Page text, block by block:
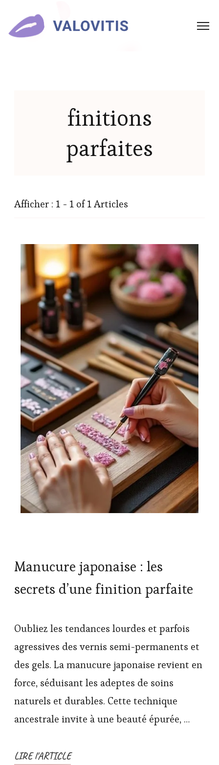
finitions
parfaites
Afficher : 1 - 1 of 1 Articles
Manucure japonaise : les
secrets d’une finition parfaite
Oubliez les tendances lourdes et parfois
agressives des vernis semi-permanents et
des gels. La manucure japonaise revient en
force, séduisant les adeptes de soins
naturels et durables. Cette technique
ancestrale invite à une beauté épurée, …
LIRE l'ARTICLE